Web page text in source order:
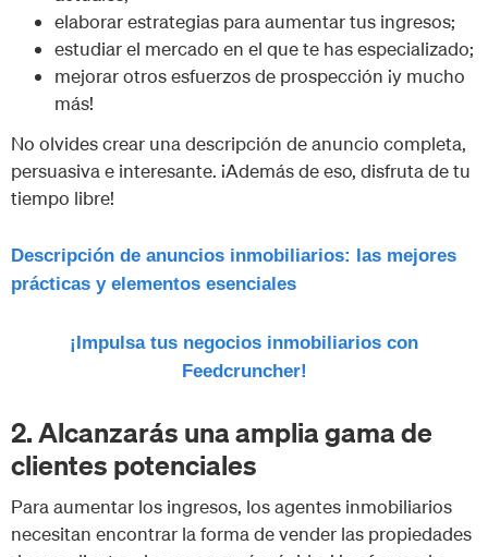
elaborar estrategias para aumentar tus ingresos;
estudiar el mercado en el que te has especializado;
mejorar otros esfuerzos de prospección ¡y mucho
más!
No olvides crear una descripción de anuncio completa,
persuasiva e interesante. ¡Además de eso, disfruta de tu
tiempo libre!
Descripción de anuncios inmobiliarios: las mejores
prácticas y elementos esenciales
¡Impulsa tus negocios inmobiliarios con
Feedcruncher!
2. Alcanzarás una amplia gama de
clientes potenciales
Para aumentar los ingresos, los agentes inmobiliarios
necesitan encontrar la forma de vender las propiedades